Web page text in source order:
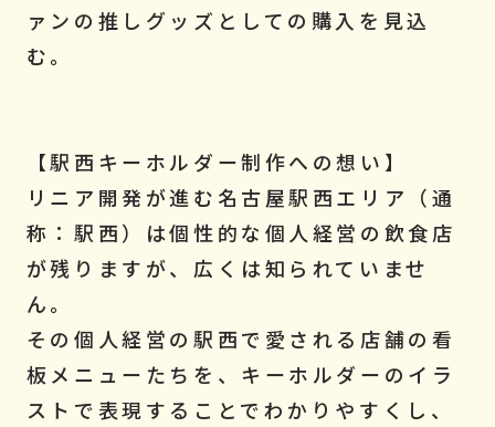
ァンの推しグッズとしての購入を見込
む。
【駅西キーホルダー制作への想い】
リニア開発が進む名古屋駅西エリア（通
称：駅西）は個性的な個人経営の飲食店
が残りますが、広くは知られていませ
ん。
その個人経営の駅西で愛される店舗の看
板メニューたちを、キーホルダーのイラ
ストで表現することでわかりやすくし、